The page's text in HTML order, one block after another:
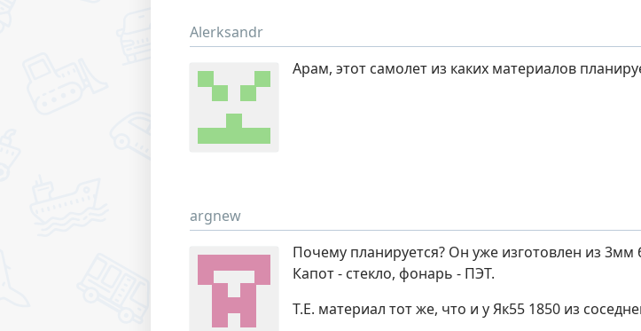
Alerksandr
Арам, этот самолет из каких материалов
argnew
Почему планируется? Он уже изготовлен из
Капот - стекло, фонарь - ПЭТ.
Т.Е. материал тот же, что и у Як55 1850 из